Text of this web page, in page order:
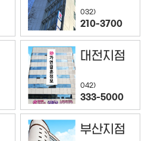
032)
210-3700
대전지점
042)
333-5000
부산지점